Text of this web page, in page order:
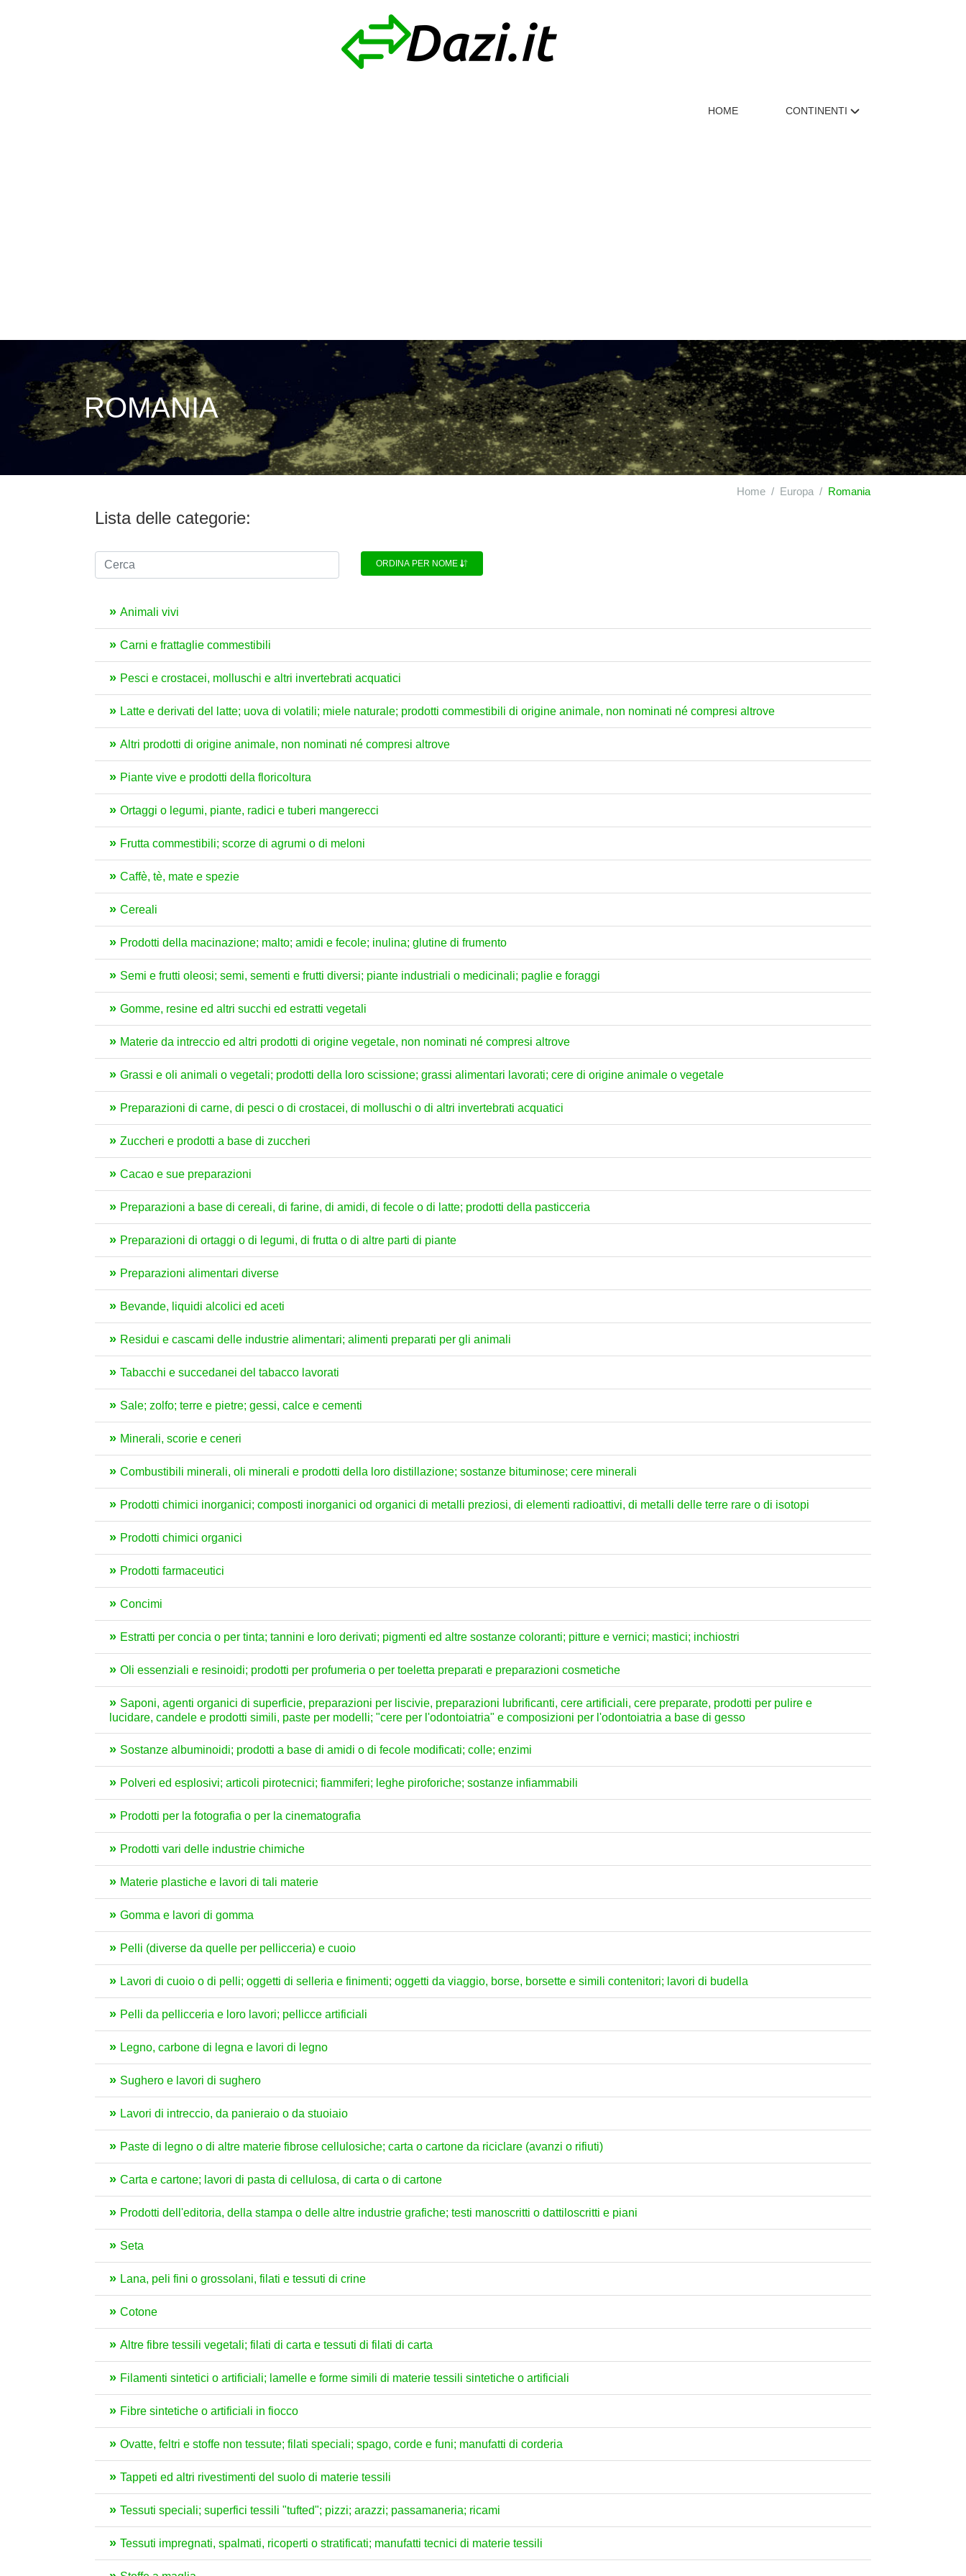
HOME CONTINENTI
ROMANIA
Home Europa Romania
Lista delle categorie:
ORDINA PER NOME
Animali vivi
Carni e frattaglie commestibili
Pesci e crostacei, molluschi e altri invertebrati acquatici
Latte e derivati del latte; uova di volatili; miele naturale; prodotti commestibili di origine animale, non nominati né compresi altrove
Altri prodotti di origine animale, non nominati né compresi altrove
Piante vive e prodotti della floricoltura
Ortaggi o legumi, piante, radici e tuberi mangerecci
Frutta commestibili; scorze di agrumi o di meloni
Caffè, tè, mate e spezie
Cereali
Prodotti della macinazione; malto; amidi e fecole; inulina; glutine di frumento
Semi e frutti oleosi; semi, sementi e frutti diversi; piante industriali o medicinali; paglie e foraggi
Gomme, resine ed altri succhi ed estratti vegetali
Materie da intreccio ed altri prodotti di origine vegetale, non nominati né compresi altrove
Grassi e oli animali o vegetali; prodotti della loro scissione; grassi alimentari lavorati; cere di origine animale o vegetale
Preparazioni di carne, di pesci o di crostacei, di molluschi o di altri invertebrati acquatici
Zuccheri e prodotti a base di zuccheri
Cacao e sue preparazioni
Preparazioni a base di cereali, di farine, di amidi, di fecole o di latte; prodotti della pasticceria
Preparazioni di ortaggi o di legumi, di frutta o di altre parti di piante
Preparazioni alimentari diverse
Bevande, liquidi alcolici ed aceti
Residui e cascami delle industrie alimentari; alimenti preparati per gli animali
Tabacchi e succedanei del tabacco lavorati
Sale; zolfo; terre e pietre; gessi, calce e cementi
Minerali, scorie e ceneri
Combustibili minerali, oli minerali e prodotti della loro distillazione; sostanze bituminose; cere minerali
Prodotti chimici inorganici; composti inorganici od organici di metalli preziosi, di elementi radioattivi, di metalli delle terre rare o di isotopi
Prodotti chimici organici
Prodotti farmaceutici
Concimi
Estratti per concia o per tinta; tannini e loro derivati; pigmenti ed altre sostanze coloranti; pitture e vernici; mastici; inchiostri
Oli essenziali e resinoidi; prodotti per profumeria o per toeletta preparati e preparazioni cosmetiche
Saponi, agenti organici di superficie, preparazioni per liscivie, preparazioni lubrificanti, cere artificiali, cere preparate, prodotti per pulire e
lucidare, candele e prodotti simili, paste per modelli; "cere per l'odontoiatria" e composizioni per l'odontoiatria a base di gesso
Sostanze albuminoidi; prodotti a base di amidi o di fecole modificati; colle; enzimi
Polveri ed esplosivi; articoli pirotecnici; fiammiferi; leghe piroforiche; sostanze infiammabili
Prodotti per la fotografia o per la cinematografia
Prodotti vari delle industrie chimiche
Materie plastiche e lavori di tali materie
Gomma e lavori di gomma
Pelli (diverse da quelle per pellicceria) e cuoio
Lavori di cuoio o di pelli; oggetti di selleria e finimenti; oggetti da viaggio, borse, borsette e simili contenitori; lavori di budella
Pelli da pellicceria e loro lavori; pellicce artificiali
Legno, carbone di legna e lavori di legno
Sughero e lavori di sughero
Lavori di intreccio, da panieraio o da stuoiaio
Paste di legno o di altre materie fibrose cellulosiche; carta o cartone da riciclare (avanzi o rifiuti)
Carta e cartone; lavori di pasta di cellulosa, di carta o di cartone
Prodotti dell'editoria, della stampa o delle altre industrie grafiche; testi manoscritti o dattiloscritti e piani
Seta
Lana, peli fini o grossolani, filati e tessuti di crine
Cotone
Altre fibre tessili vegetali; filati di carta e tessuti di filati di carta
Filamenti sintetici o artificiali; lamelle e forme simili di materie tessili sintetiche o artificiali
Fibre sintetiche o artificiali in fiocco
Ovatte, feltri e stoffe non tessute; filati speciali; spago, corde e funi; manufatti di corderia
Tappeti ed altri rivestimenti del suolo di materie tessili
Tessuti speciali; superfici tessili "tufted"; pizzi; arazzi; passamaneria; ricami
Tessuti impregnati, spalmati, ricoperti o stratificati; manufatti tecnici di materie tessili